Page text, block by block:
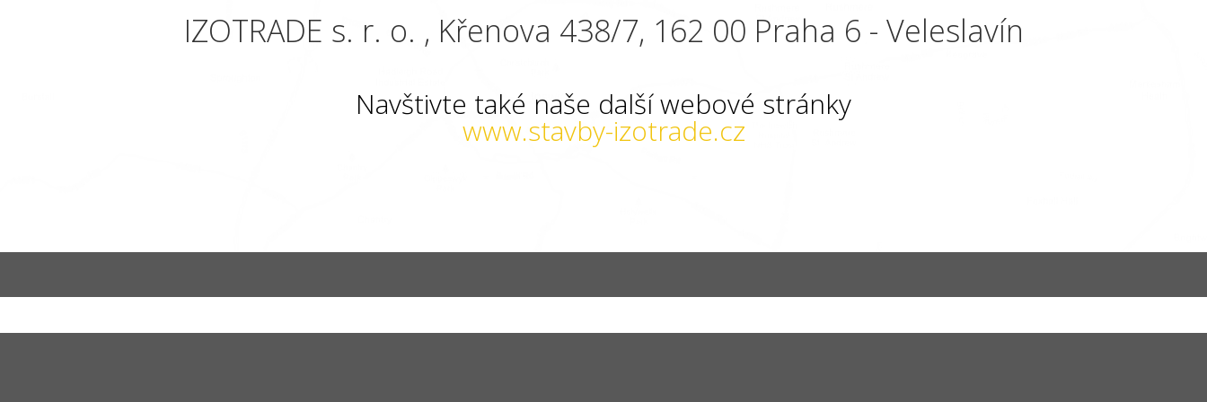
IZOTRADE s. r. o. , Křenova 438/7, 162 00 Praha 6 - Veleslavín
Navštivte také naše další webové stránky
www.stavby-izotrade.cz